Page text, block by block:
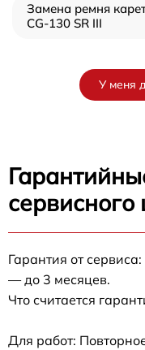
Замена ремня
CG-130 SR III
У меня
Гарантия от
— до 3 месяцев.
Что считается
Для работ: